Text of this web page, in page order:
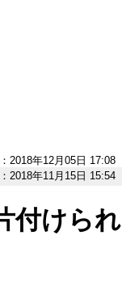
2018年12月05日 17:08
2018年11月15日 15:54
付けられ